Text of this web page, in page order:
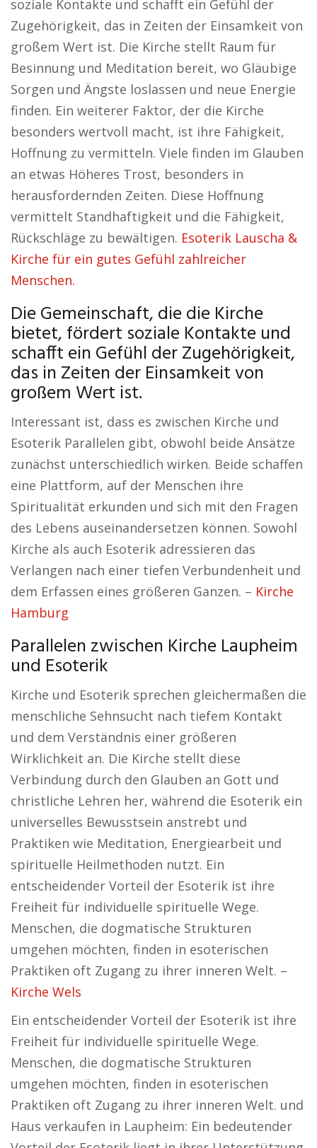
soziale Kontakte und schafft ein Gefühl der
Zugehörigkeit, das in Zeiten der Einsamkeit von
großem Wert ist. Die Kirche stellt Raum für
Besinnung und Meditation bereit, wo Gläubige
Sorgen und Ängste loslassen und neue Energie
finden. Ein weiterer Faktor, der die Kirche
besonders wertvoll macht, ist ihre Fähigkeit,
Hoffnung zu vermitteln. Viele finden im Glauben
an etwas Höheres Trost, besonders in
herausfordernden Zeiten. Diese Hoffnung
vermittelt Standhaftigkeit und die Fähigkeit,
Rückschläge zu bewältigen. Esoterik Lauscha &
Kirche für ein gutes Gefühl zahlreicher
Menschen.
Die Gemeinschaft, die die Kirche
bietet, fördert soziale Kontakte und
schafft ein Gefühl der Zugehörigkeit,
das in Zeiten der Einsamkeit von
großem Wert ist.
Interessant ist, dass es zwischen Kirche und
Esoterik Parallelen gibt, obwohl beide Ansätze
zunächst unterschiedlich wirken. Beide schaffen
eine Plattform, auf der Menschen ihre
Spiritualität erkunden und sich mit den Fragen
des Lebens auseinandersetzen können. Sowohl
Kirche als auch Esoterik adressieren das
Verlangen nach einer tiefen Verbundenheit und
dem Erfassen eines größeren Ganzen. – Kirche
Hamburg
Parallelen zwischen Kirche Laupheim
und Esoterik
Kirche und Esoterik sprechen gleichermaßen die
menschliche Sehnsucht nach tiefem Kontakt
und dem Verständnis einer größeren
Wirklichkeit an. Die Kirche stellt diese
Verbindung durch den Glauben an Gott und
christliche Lehren her, während die Esoterik ein
universelles Bewusstsein anstrebt und
Praktiken wie Meditation, Energiearbeit und
spirituelle Heilmethoden nutzt. Ein
entscheidender Vorteil der Esoterik ist ihre
Freiheit für individuelle spirituelle Wege.
Menschen, die dogmatische Strukturen
umgehen möchten, finden in esoterischen
Praktiken oft Zugang zu ihrer inneren Welt. –
Kirche Wels
Ein entscheidender Vorteil der Esoterik ist ihre
Freiheit für individuelle spirituelle Wege.
Menschen, die dogmatische Strukturen
umgehen möchten, finden in esoterischen
Praktiken oft Zugang zu ihrer inneren Welt. und
Haus verkaufen in Laupheim: Ein bedeutender